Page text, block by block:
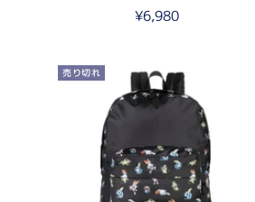
セ
価
格
¥6,980
売り切れ